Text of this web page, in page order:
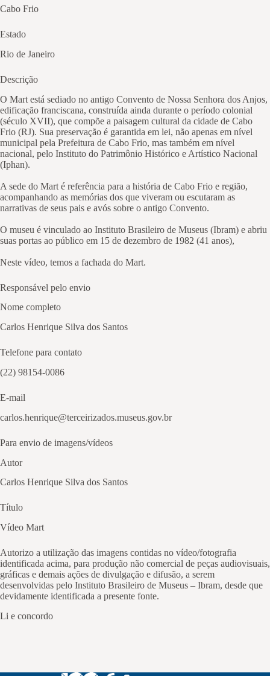
Cabo Frio
Estado
Rio de Janeiro
Descrição
O Mart está sediado no antigo Convento de Nossa Senhora dos Anjos,
edificação franciscana, construída ainda durante o período colonial
(século XVII), que compõe a paisagem cultural da cidade de Cabo
Frio (RJ). Sua preservação é garantida em lei, não apenas em nível
municipal pela Prefeitura de Cabo Frio, mas também em nível
nacional, pelo Instituto do Patrimônio Histórico e Artístico Nacional
(Iphan).
A sede do Mart é referência para a história de Cabo Frio e região,
acompanhando as memórias dos que viveram ou escutaram as
narrativas de seus pais e avós sobre o antigo Convento.
O museu é vinculado ao Instituto Brasileiro de Museus (Ibram) e abriu
suas portas ao público em 15 de dezembro de 1982 (41 anos),
Neste vídeo, temos a fachada do Mart.
Responsável pelo envio
Nome completo
Carlos Henrique Silva dos Santos
Telefone para contato
(22) 98154-0086
E-mail
carlos.henrique@terceirizados.museus.gov.br
Para envio de imagens/vídeos
Autor
Carlos Henrique Silva dos Santos
Título
Vídeo Mart
Autorizo a utilização das imagens contidas no vídeo/fotografia
identificada acima, para produção não comercial de peças audiovisuais,
gráficas e demais ações de divulgação e difusão, a serem
desenvolvidas pelo Instituto Brasileiro de Museus – Ibram, desde que
devidamente identificada a presente fonte.
Li e concordo